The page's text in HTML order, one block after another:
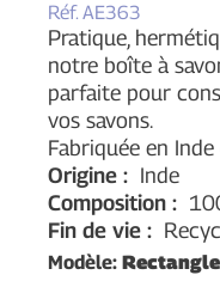
Réf. AE363
Pratique,
notre boîte à
parfaite pour
vos savons.
Fabriquée en
Origine : Inde
Composition :
Fin de vie :
Modèle: Rectangle